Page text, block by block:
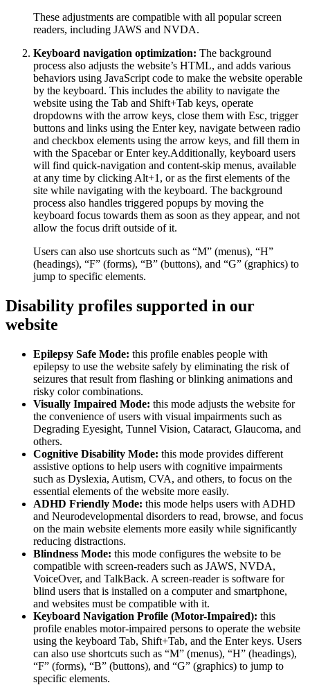
These adjustments are compatible with all popular screen
readers, including JAWS and NVDA.
Keyboard navigation optimization: The background
process also adjusts the website’s HTML, and adds various
behaviors using JavaScript code to make the website operable
by the keyboard. This includes the ability to navigate the
website using the Tab and Shift+Tab keys, operate
dropdowns with the arrow keys, close them with Esc, trigger
buttons and links using the Enter key, navigate between radio
and checkbox elements using the arrow keys, and fill them in
with the Spacebar or Enter key.Additionally, keyboard users
will find quick-navigation and content-skip menus, available
at any time by clicking Alt+1, or as the first elements of the
site while navigating with the keyboard. The background
process also handles triggered popups by moving the
keyboard focus towards them as soon as they appear, and not
allow the focus drift outside of it.
Users can also use shortcuts such as “M” (menus), “H”
(headings), “F” (forms), “B” (buttons), and “G” (graphics) to
jump to specific elements.
Disability profiles supported in our
website
Epilepsy Safe Mode: this profile enables people with
epilepsy to use the website safely by eliminating the risk of
seizures that result from flashing or blinking animations and
risky color combinations.
Visually Impaired Mode: this mode adjusts the website for
the convenience of users with visual impairments such as
Degrading Eyesight, Tunnel Vision, Cataract, Glaucoma, and
others.
Cognitive Disability Mode: this mode provides different
assistive options to help users with cognitive impairments
such as Dyslexia, Autism, CVA, and others, to focus on the
essential elements of the website more easily.
ADHD Friendly Mode: this mode helps users with ADHD
and Neurodevelopmental disorders to read, browse, and focus
on the main website elements more easily while significantly
reducing distractions.
Blindness Mode: this mode configures the website to be
compatible with screen-readers such as JAWS, NVDA,
VoiceOver, and TalkBack. A screen-reader is software for
blind users that is installed on a computer and smartphone,
and websites must be compatible with it.
Keyboard Navigation Profile (Motor-Impaired): this
profile enables motor-impaired persons to operate the website
using the keyboard Tab, Shift+Tab, and the Enter keys. Users
can also use shortcuts such as “M” (menus), “H” (headings),
“F” (forms), “B” (buttons), and “G” (graphics) to jump to
specific elements.